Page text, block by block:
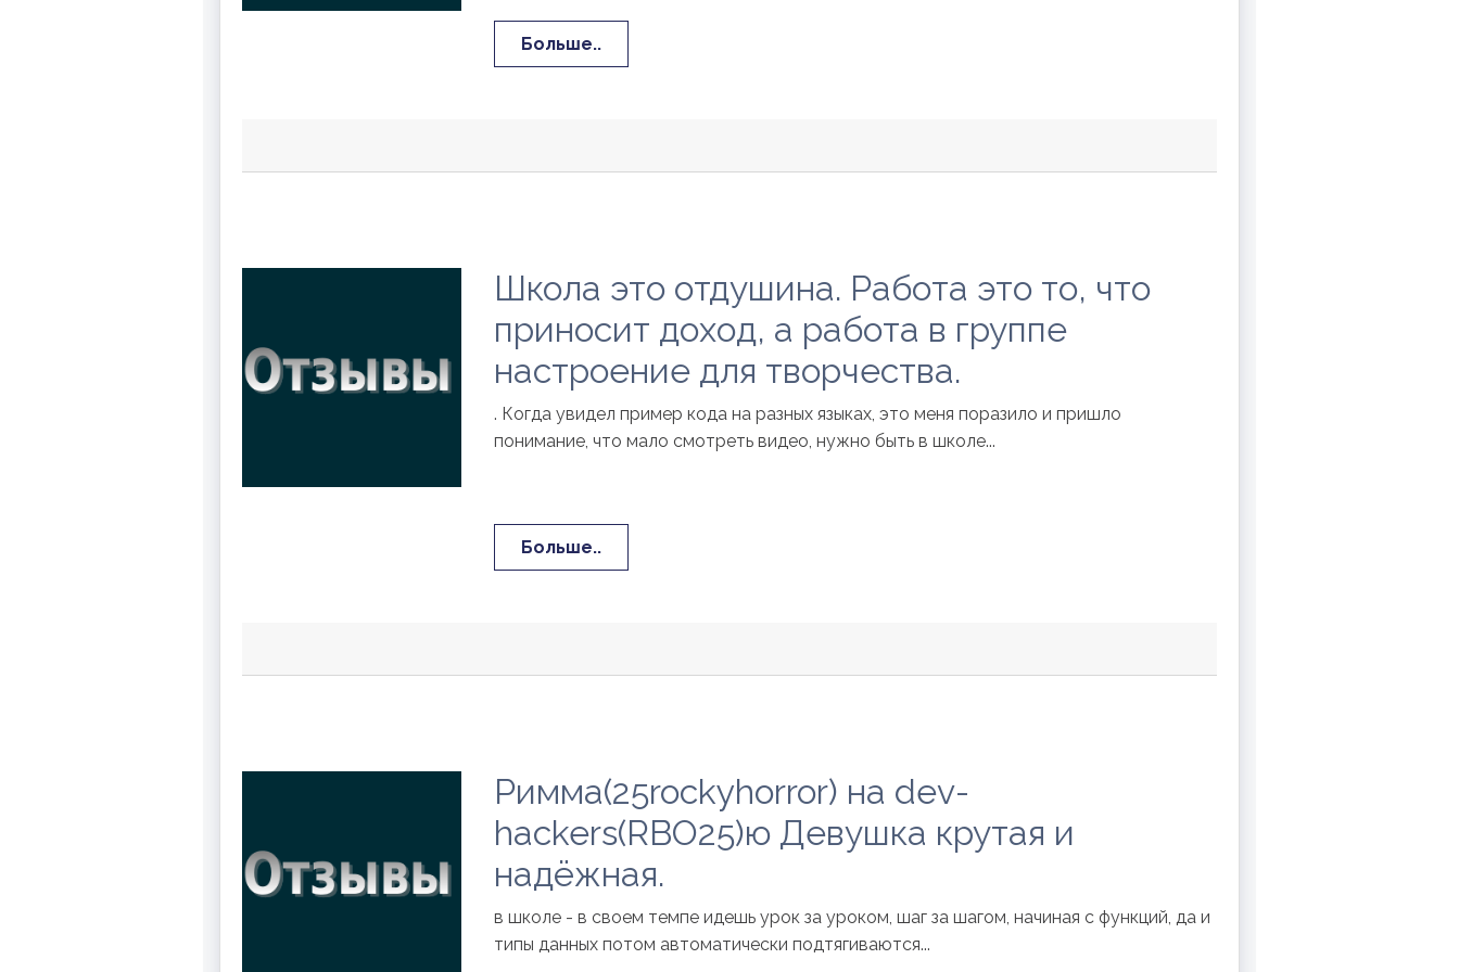
Больше..
Школа это отдушина. Работа это то, что
приносит доход, а работа в группе
настроение для творчества.
. Когда увидел пример кода на разных языках, это меня поразило и пришло
понимание, что мало смотреть видео, нужно быть в школе...
Больше..
Римма(25rockyhorror) на dev-
hackers(RBO25)ю Девушка крутая и
надёжная.
в школе - в своем темпе идешь урок за уроком, шаг за шагом, начиная с функций, да и
типы данных потом автоматически подтягиваются...